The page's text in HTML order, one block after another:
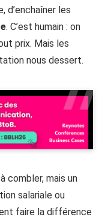
d’enchaîner les
. C’est humain : on
prix. Mais les
nous dessert.
combler, mais un
salariale ou
faire la différence